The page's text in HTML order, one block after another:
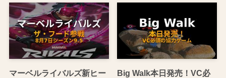
マーベルライバルズ新ヒー
Big Walk本日発売！VC必